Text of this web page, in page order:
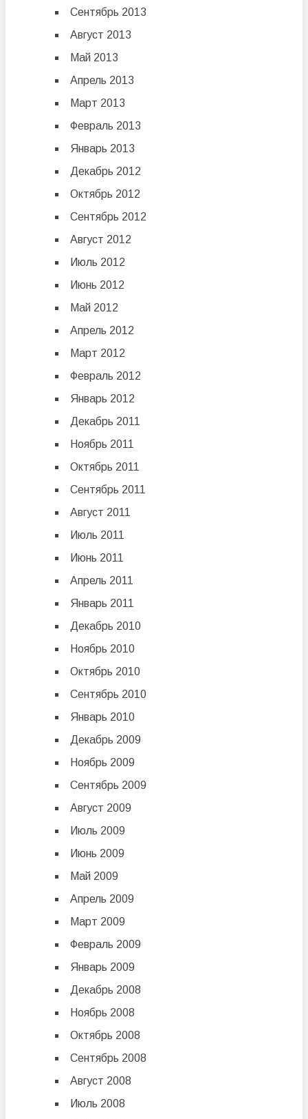
Сентябрь 2013
Август 2013
Май 2013
Апрель 2013
Март 2013
Февраль 2013
Январь 2013
Декабрь 2012
Октябрь 2012
Сентябрь 2012
Август 2012
Июль 2012
Июнь 2012
Май 2012
Апрель 2012
Март 2012
Февраль 2012
Январь 2012
Декабрь 2011
Ноябрь 2011
Октябрь 2011
Сентябрь 2011
Август 2011
Июль 2011
Июнь 2011
Апрель 2011
Январь 2011
Декабрь 2010
Ноябрь 2010
Октябрь 2010
Сентябрь 2010
Январь 2010
Декабрь 2009
Ноябрь 2009
Сентябрь 2009
Август 2009
Июль 2009
Июнь 2009
Май 2009
Апрель 2009
Март 2009
Февраль 2009
Январь 2009
Декабрь 2008
Ноябрь 2008
Октябрь 2008
Сентябрь 2008
Август 2008
Июль 2008